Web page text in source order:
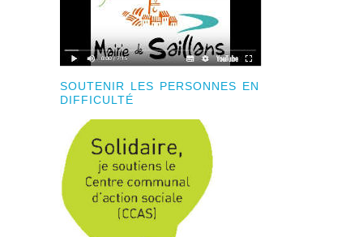
SOUTENIR LES PERSONNES EN
DIFFICULTÉ